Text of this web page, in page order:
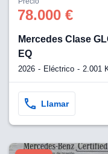
este
socios
para
personales
78.000 €
Mercedes Clase
EQ
2026 Eléctrico 2.001
Llamar